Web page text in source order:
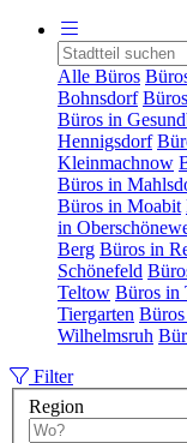
Alle Büros
Bohnsdorf
Büros in
Hennigsdorf
Kleinmachnow
Büros in
Büros in Moabit
in
Berg Büros in
Schönefeld
Teltow Büros in
Tiergarten
Wilhelmsruh
Filter
Region